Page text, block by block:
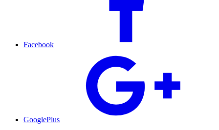
Facebook
GooglePlus